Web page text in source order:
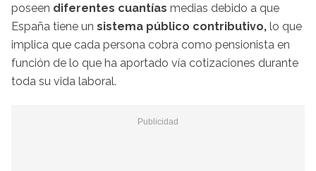
poseen diferentes cuantías medias debido a que
España tiene un sistema público contributivo, lo que
implica que cada persona cobra como pensionista en
función de lo que ha aportado vía cotizaciones durante
toda su vida laboral.